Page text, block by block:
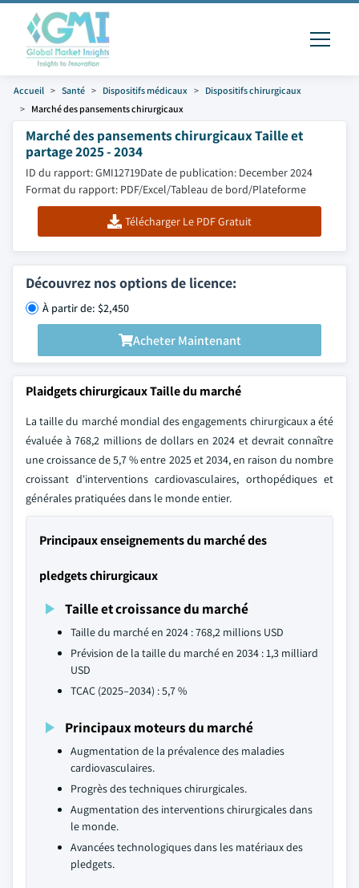
Accueil Santé Dispositifs médicaux
Dispositifs chirurgicaux
Marché des pansements chirurgicaux
Marché des pansements chirurgicaux Taille et
partage 2025 - 2034
ID du rapport: GMI12719Date de publication: December 2024
Format du rapport: PDF/Excel/Tableau de bord/Plateforme
Télécharger Le PDF Gratuit
Découvrez nos options de licence:
À partir de: $2,450
Acheter Maintenant
Plaidgets chirurgicaux Taille du marché
La taille du marché mondial des engagements chirurgicaux a été
évaluée à 768,2 millions de dollars en 2024 et devrait connaître
une croissance de 5,7 % entre 2025 et 2034, en raison du nombre
croissant d'interventions cardiovasculaires, orthopédiques et
générales pratiquées dans le monde entier.
Principaux enseignements du marché des
pledgets chirurgicaux
Taille et croissance du marché
Taille du marché en 2024 : 768,2 millions USD
Prévision de la taille du marché en 2034 : 1,3 milliard
USD
TCAC (2025–2034) : 5,7 %
Principaux moteurs du marché
Augmentation de la prévalence des maladies
cardiovasculaires.
Progrès des techniques chirurgicales.
Augmentation des interventions chirurgicales dans
le monde.
Avancées technologiques dans les matériaux des
pledgets.